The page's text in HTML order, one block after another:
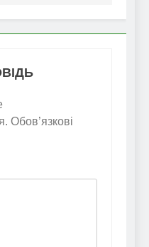
Обов’язкові